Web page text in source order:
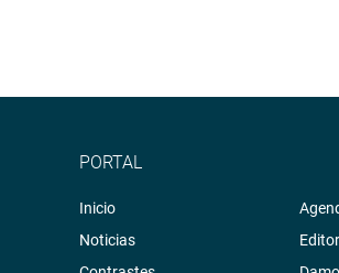
PORTAL
Inicio
Noticias